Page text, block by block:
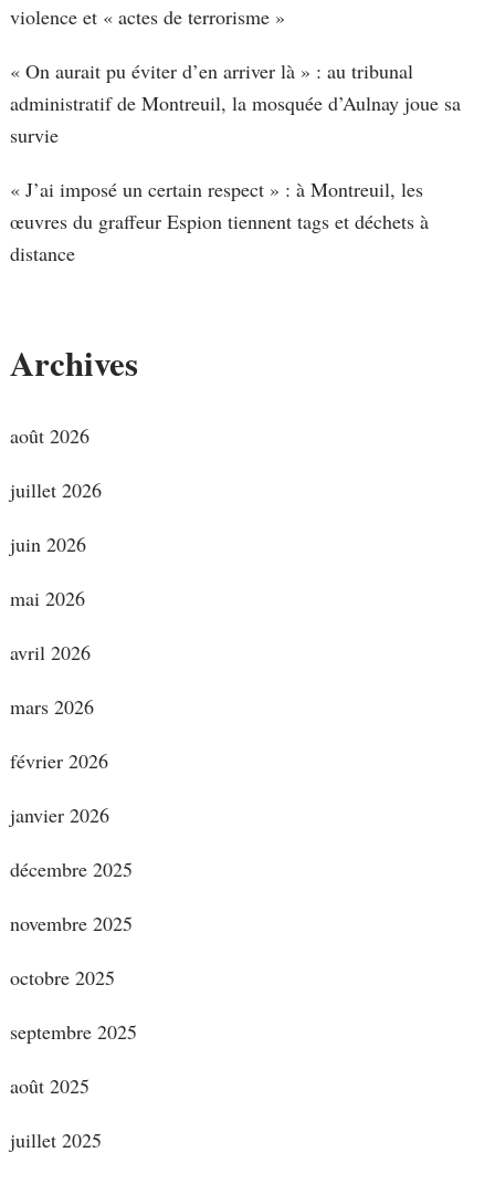
violence et « actes de terrorisme »
« On aurait pu éviter d’en arriver là » : au tribunal
administratif de Montreuil, la mosquée d’Aulnay joue sa
survie
« J’ai imposé un certain respect » : à Montreuil, les
œuvres du graffeur Espion tiennent tags et déchets à
distance
Archives
août 2026
juillet 2026
juin 2026
mai 2026
avril 2026
mars 2026
février 2026
janvier 2026
décembre 2025
novembre 2025
octobre 2025
septembre 2025
août 2025
juillet 2025